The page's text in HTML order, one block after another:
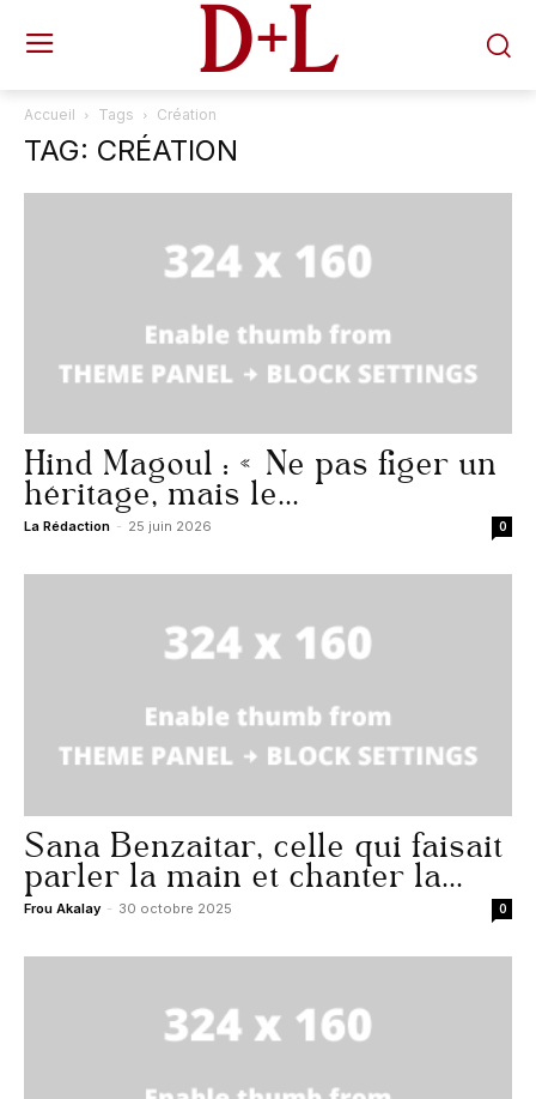
D+L
Accueil Tags Création
TAG: CRÉATION
Hind Magoul : « Ne pas figer un
héritage, mais le...
La Rédaction - 25 juin 2026 0
Sana Benzaitar, celle qui faisait
parler la main et chanter la...
Frou Akalay - 30 octobre 2025 0